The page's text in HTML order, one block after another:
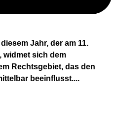
Jahr, der am 11.
widmet sich dem
Rechtsgebiet, das den
beeinflusst....